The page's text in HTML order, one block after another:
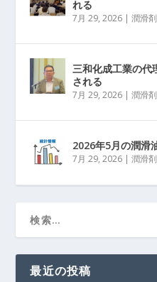
れる
7月 29, 2026 |潤滑
三和化成工業の代
される
7月 29, 2026 |潤滑
2026年5月の潤滑
7月 29, 2026 |潤滑
最近の投稿